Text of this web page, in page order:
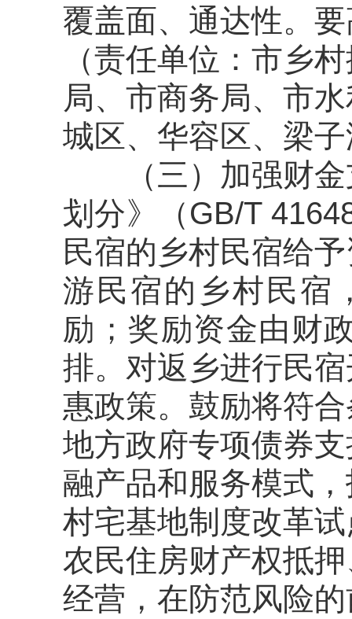
覆盖面、通达性。
（责任单位：市乡
局、 市商务局、 市
城区、华容区、梁
（ 三 ） 加强财
划分》（GB/T
民宿的乡村民宿给
游民宿的乡村民宿
励；奖励资金由财
排。对返乡进行民
惠政策。鼓励将符
地方政府专项债券
融产品和服务模式
村宅基地制度改革
农民住房财产权抵
经营，在防范风险